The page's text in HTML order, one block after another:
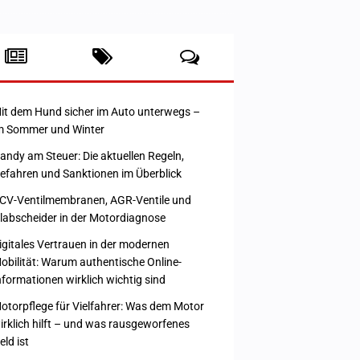
dem Hund sicher im Auto unterwegs –
Sommer und Winter
am Steuer: Die aktuellen Regeln,
und Sanktionen im Überblick
Ventilmembranen, AGR-Ventile und
in der Motordiagnose
Vertrauen in der modernen
Warum authentische Online-
wirklich wichtig sind
für Vielfahrer: Was dem Motor
hilft – und was rausgeworfenes
ist